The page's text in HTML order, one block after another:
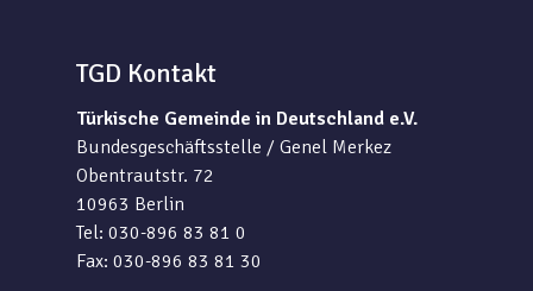
TGD Kontakt
Türkische Gemeinde in Deutschland e.V.
Bundesgeschäftsstelle / Genel Merkez
Obentrautstr. 72
10963 Berlin
Tel: 030-896 83 81 0
Fax: 030-896 83 81 30